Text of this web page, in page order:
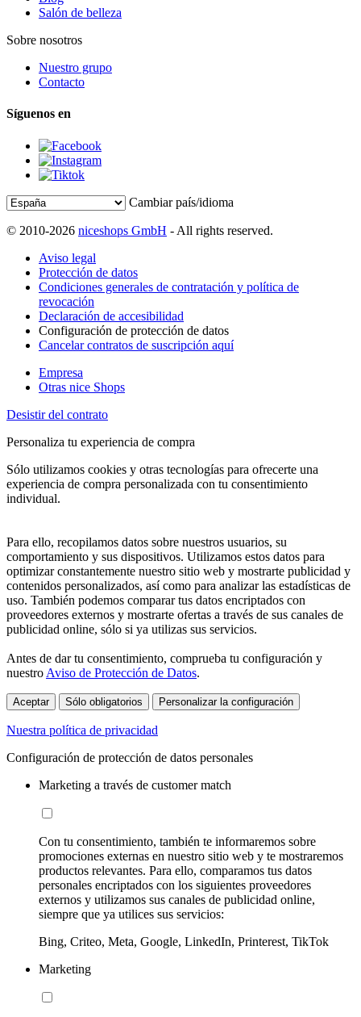
Salón de belleza
Sobre nosotros
Nuestro grupo
Contacto
Síguenos en
Cambiar país/idioma
© 2010-2026 niceshops GmbH - All rights reserved.
Aviso legal
Protección de datos
Condiciones generales de contratación y política de
revocación
Declaración de accesibilidad
Configuración de protección de datos
Cancelar contratos de suscripción aquí
Empresa
Otras nice Shops
Desistir del contrato
Personaliza tu experiencia de compra
Sólo utilizamos cookies y otras tecnologías para ofrecerte una
experiencia de compra personalizada con tu consentimiento
individual.
Para ello, recopilamos datos sobre nuestros usuarios, su
comportamiento y sus dispositivos. Utilizamos estos datos para
optimizar constantemente nuestro sitio web y mostrarte publicidad y
contenidos personalizados, así como para analizar las estadísticas de
uso. También podemos comparar tus datos encriptados con
proveedores externos y mostrarte ofertas a través de sus canales de
publicidad online, sólo si ya utilizas sus servicios.
Antes de dar tu consentimiento, comprueba tu configuración y
nuestro Aviso de Protección de Datos.
Aceptar Sólo obligatorios Personalizar la configuración
Nuestra política de privacidad
Configuración de protección de datos personales
Marketing a través de customer match
Con tu consentimiento, también te informaremos sobre
promociones externas en nuestro sitio web y te mostraremos
productos relevantes. Para ello, comparamos tus datos
personales encriptados con los siguientes proveedores
externos y utilizamos sus canales de publicidad online,
siempre que ya utilices sus servicios:
Bing, Criteo, Meta, Google, LinkedIn, Printerest, TikTok
Marketing